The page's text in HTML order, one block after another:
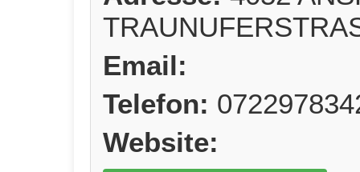
Email:
Telefon:
Website: